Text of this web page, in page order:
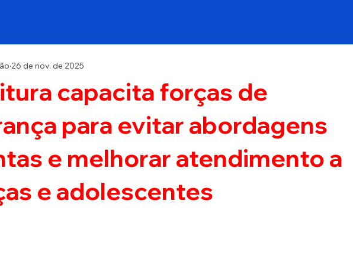
capacita forças de
para evitar abordagens
e melhorar atendimento a
e adolescentes
26 de nov. de 2025